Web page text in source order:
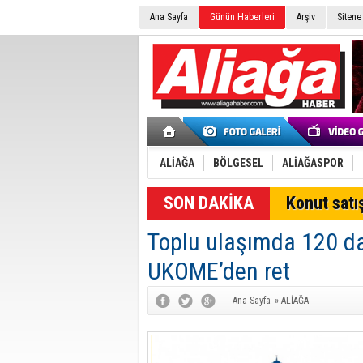
Ana Sayfa Günün Haberleri Arşiv
ALİAĞA BÖLGESEL ALİAĞASPOR
SON DAKİKA Konut
Toplu ulaşımda 120
UKOME’den ret
Ana Sayfa » ALİAĞA